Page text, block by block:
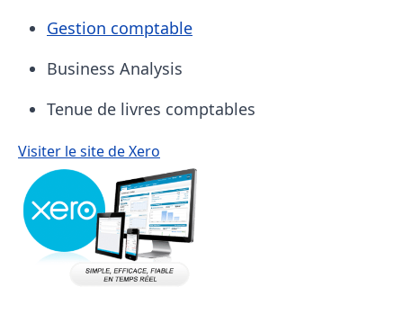
Gestion comptable
Business Analysis
Tenue de livres comptables
Visiter le site de Xero